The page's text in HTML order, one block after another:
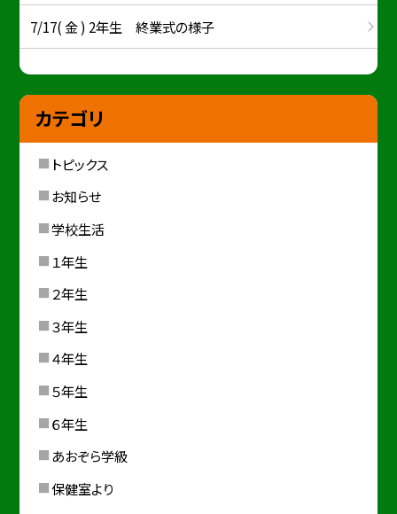
7/17( 金 ) 2年生 終業式の様子
カテゴリ
トピックス
お知らせ
学校生活
１年生
２年生
３年生
４年生
５年生
６年生
あおぞら学級
保健室より